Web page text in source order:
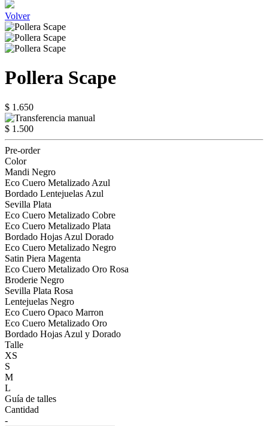
Volver
Pollera Scape
$ 1.650
$ 1.500
Pre-order
Color
Mandi Negro
Eco Cuero Metalizado Azul
Bordado Lentejuelas Azul
Sevilla Plata
Eco Cuero Metalizado Cobre
Eco Cuero Metalizado Plata
Bordado Hojas Azul Dorado
Eco Cuero Metalizado Negro
Satin Piera Magenta
Eco Cuero Metalizado Oro Rosa
Broderie Negro
Sevilla Plata Rosa
Lentejuelas Negro
Eco Cuero Opaco Marron
Eco Cuero Metalizado Oro
Bordado Hojas Azul y Dorado
Talle
XS
S
M
L
Guía de talles
Cantidad
-